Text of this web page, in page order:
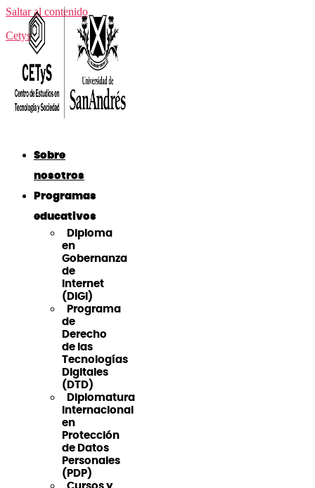
Saltar al contenido
Cetys
Sobre
nosotros
Programas
educativos
Diploma
en
Gobernanza
de
Internet
(DiGI)
Programa
de
Derecho
de las
Tecnologías
Digitales
(DTD)
Diplomatura
Internacional
en
Protección
de Datos
Personales
(PDP)